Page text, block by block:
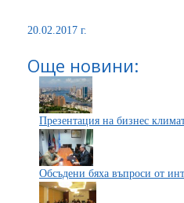
20.02.2017 г.
Още новини:
Презентация на бизнес
Обсъдени бяха въпроси от